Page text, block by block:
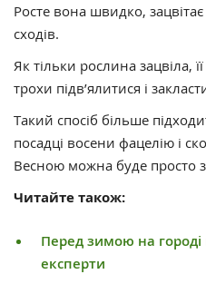
Росте вона швидко, зацвітає
сходів.
Як тільки рослина зацвіла,
трохи підв’ялитися і
Такий спосіб більше
посадці восени фацелію і
Весною можна буде просто
Читайте також:
Перед зимою на городі
експерти